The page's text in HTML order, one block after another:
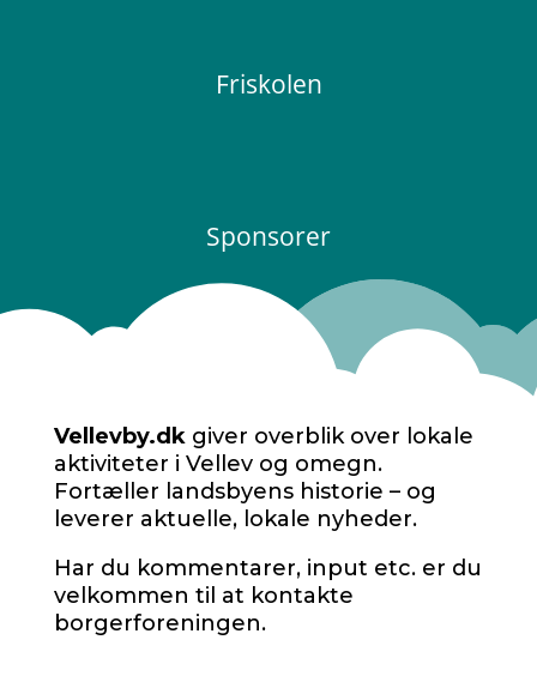
Friskolen
Sponsorer
Vellevby.dkgiver overblik over lokale
aktiviteter i Vellev og omegn.
Fortæller landsbyens historie – og
leverer aktuelle, lokale nyheder.
Har du kommentarer, input etc. er du
velkommen til at kontakte
borgerforeningen.